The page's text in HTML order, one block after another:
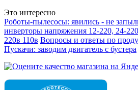
Это интересно
Роботы-пылесосы: явились - не
инверторы напряжения 12-220, 24-
220в 110в Вопросы и ответы по
Пускачи: заводим двигатель с бустера